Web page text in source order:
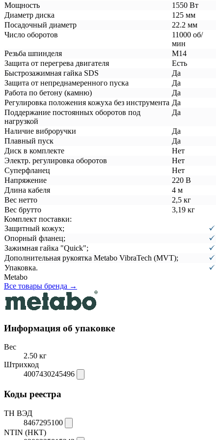
Мощность
1550 Вт
Диаметр диска
125 мм
Посадочный диаметр
22.2 мм
Число оборотов
11000 об/
мин
Резьба шпинделя
М14
Защита от перегрева двигателя
Есть
Быстрозажимная гайка SDS
Да
Защита от непреднамеренного пуска
Да
Работа по бетону (камню)
Да
Регулировка положения кожуха без инструмента Да
Поддержание постоянных оборотов под
нагрузкой
Да
Наличие виброручки
Да
Плавный пуск
Да
Диск в комплекте
Нет
Электр. регулировка оборотов
Нет
Суперфланец
Нет
Напряжение
220 В
Длина кабеля
4 м
Вес нетто
2,5 кг
Вес брутто
3,19 кг
Комплект поставки:
Защитный кожух;
Опорный фланец;
Зажимная гайка "Quick";
Дополнительная рукоятка Metabo VibraTech (MVT);
Упаковка.
Metabo
Все товары бренда →
Информация об упаковке
Вес
2.50 кг
Штрихкод
4007430245496
Коды реестра
ТН ВЭД
8467295100
NTIN (НКТ)